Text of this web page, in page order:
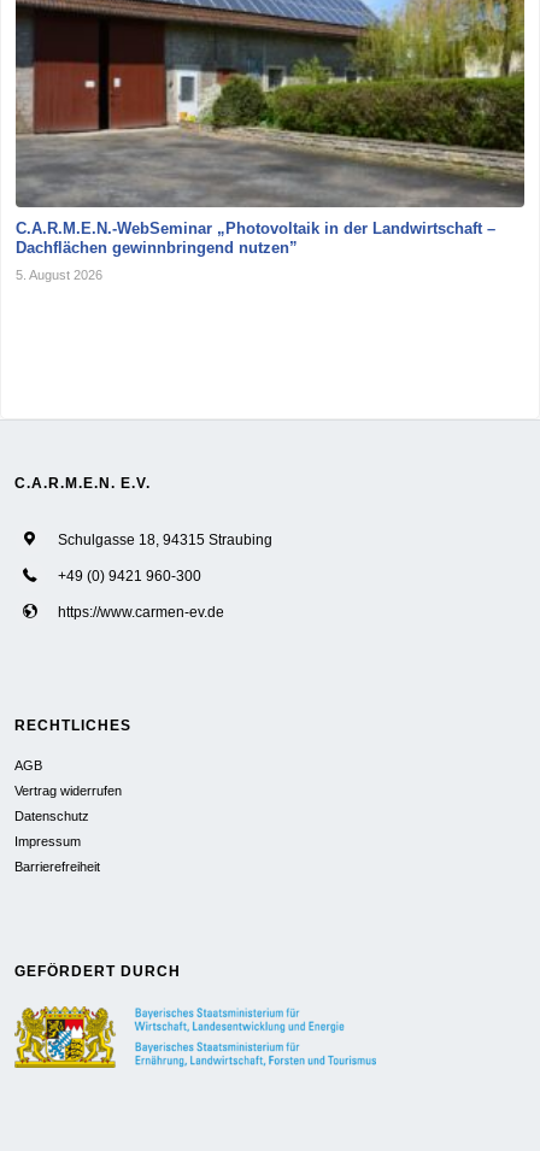
C.A.R.M.E.N.-WebSeminar „Photovoltaik in der Landwirtschaft –
Dachflächen gewinnbringend nutzen”
5. August 2026
C.A.R.M.E.N. E.V.
Schulgasse 18, 94315 Straubing
+49 (0) 9421 960-300
https://www.carmen-ev.de
RECHTLICHES
AGB
Vertrag widerrufen
Datenschutz
Impressum
Barrierefreiheit
GEFÖRDERT DURCH